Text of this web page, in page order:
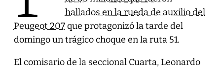
hallados en la rueda de auxilio del
Peugeot 207que protagonizó la tarde del
domingo un trágico choque en la ruta 51.
El comisario de la seccional Cuarta, Leonardo